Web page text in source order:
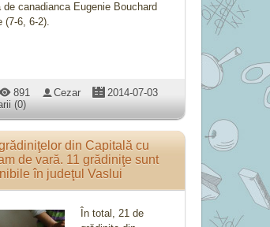
canadianca Eugenie Bouchard
(7-6, 6-2).
891 Cezar
2014-07-03
(0)
din Capitală cu
de vară. 11 grădiniţe sunt
în judeţul Vaslui
În total, 21 de